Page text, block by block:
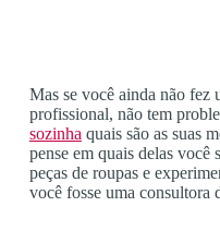
Mas se você ainda não fez
profissional, não tem
sozinha quais são as suas
pense em quais delas você
peças de roupas e
você fosse uma consultora